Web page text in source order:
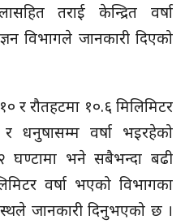
तराई केन्द्रित वर्षा
विभागले जानकारी दिएको
र रौतहटमा १०.६ मिलिमिटर
धनुषासम्म वर्षा भइरहेको
घण्टामा भने सबैभन्दा बढी
वर्षा भएको विभागका
जानकारी दिनुभएको छ ।